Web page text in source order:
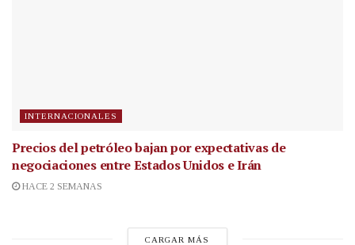
INTERNACIONALES
Precios del petróleo bajan por expectativas de
negociaciones entre Estados Unidos e Irán
HACE 2 SEMANAS
CARGAR MÁS